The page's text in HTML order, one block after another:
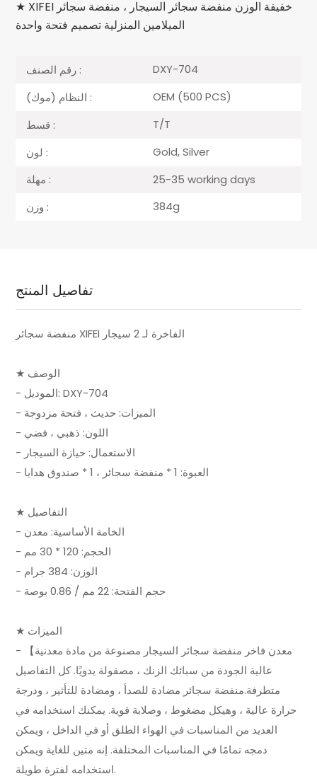
★ XIFEI خفيفة الوزن منفضة سجائر السيجار ، منفضة سجائر
الميلامين المنزلية تصميم فتحة واحدة
رقم الصنف :
DXY-704
النظام (موك) :
OEM (500 PCS)
قسط :
T/T
لون :
Gold, Silver
مهلة :
25-35 working days
وزن :
384g
تفاصيل المنتج
منفضة سجائر XIFEI الفاخرة لـ 2 سيجار
★ الوصف
- الموديل: DXY-704
- الميزات: حديث ، فتحة مزدوجة
- اللون: ذهبي ، فضي
- الاستعمال: حيازة السيجار
- العبوة: 1 * منفضة سجائر ، 1 * صندوق هدايا
★ التفاصيل
- الخامة الأساسية: معدن
- الحجم: 120 * 30 مم
- الوزن: 384 جرام
- حجم الفتحة: 22 مم / 0.86 بوصة
★ الميزات
- 【معدن فاخر منفضة سجائر السيجار مصنوعة من مادة معدنية
عالية الجودة من سبائك الزنك ، مصقولة يدويًا. كل التفاصيل
متطرفة.منفضة سجائر مضادة للصدأ ، ومضادة للتأثير ، ودرجة
حرارة عالية ، وهيكل مضغوط ، وصلابة قوية. يمكنك استخدامه في
العديد من المناسبات في الهواء الطلق أو في الداخل ، ويمكن
دمجه تمامًا في المناسبات المختلفة. إنه متين للغاية ويمكن
استخدامه لفترة طويلة.